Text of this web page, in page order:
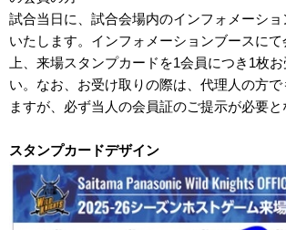
試合当日に、試合会場内のインフォメーシ
いたします。インフォメーションブースに
上、来場スタンプカードを1会員につき1枚
い。なお、お受け取りの際は、代理人の方で
ますが、必ず当人の会員証のご提示が必要と
スタンプカードデザイン